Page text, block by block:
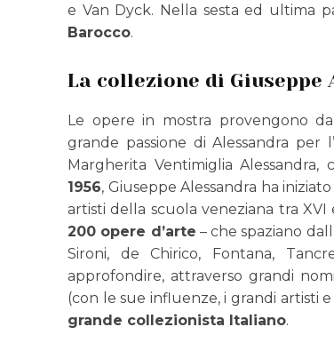
e Van Dyck. Nella sesta ed ultima
Barocco.
La collezione di Giuseppe
Le opere in mostra provengono
grande passione di Alessandra
Margherita Ventimiglia
1956, Giuseppe Alessandra ha
artisti della scuola veneziana tra
200 opere d’arte – che spaziano
Sironi, de Chirico, Fontana,
approfondire, attraverso grandi
(con le sue influenze, i grandi artisti
grande collezionista Italiano.